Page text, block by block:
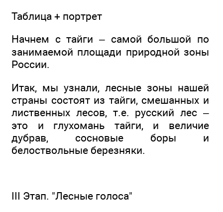
Таблица + портрет
Начнем с тайги – самой большой по
занимаемой площади природной зоны
России.
Итак, мы узнали, лесные зоны нашей
страны состоят из тайги, смешанных и
лиственных лесов, т.е. русский лес –
это и глухомань тайги, и величие
дубрав, сосновые боры и
белоствольные березняки.
III Этап. "Лесные голоса"